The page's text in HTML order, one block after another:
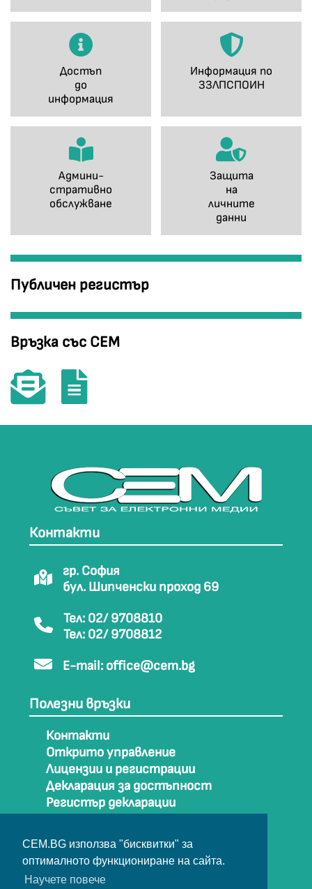
CEM.BG използва "бисквитки" за
оптималното функциониране на сайта.
Научете повече
Достъп
до
информация
Информация по
ЗЗЛПСПОИН
Админи-
стративно
обслужване
Защита
на
личните
данни
Публичен регистър
Връзка със СЕМ
Контакти
гр. София
бул. Шипченски проход 69
Тел: 02/ 9708810
Тел: 02/ 9708812
E-mail: office@cem.bg
Полезни връзки
Контакти
Открито управление
Лицензии и регистрации
Декларация за достъпност
Регистър декларации
Карта на сайта
Архив